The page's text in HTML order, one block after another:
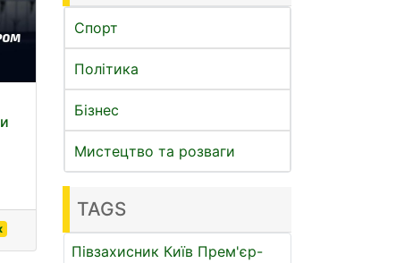
Спорт
Політика
Бізнес
Мистецтво та розваги
TAGS
Півзахисник Київ Прем'єр-